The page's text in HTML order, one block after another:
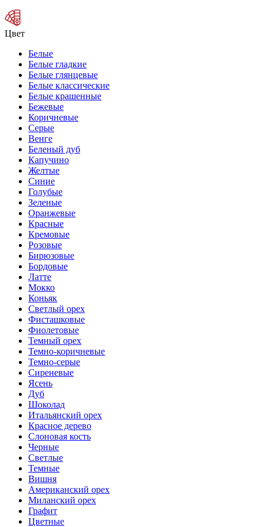
Цвет
Белые
Белые гладкие
Белые глянцевые
Белые классические
Белые крашенные
Бежевые
Коричневые
Серые
Венге
Беленый дуб
Капучино
Желтые
Синие
Голубые
Зеленые
Оранжевые
Красные
Кремовые
Розовые
Бирюзовые
Бордовые
Латте
Мокко
Коньяк
Светлый орех
Фисташковые
Фиолетовые
Темный орех
Темно-коричневые
Темно-серые
Сиреневые
Ясень
Дуб
Шоколад
Итальянский орех
Красное дерево
Слоновая кость
Черные
Светлые
Темные
Вишня
Американский орех
Миланский орех
Графит
Цветные